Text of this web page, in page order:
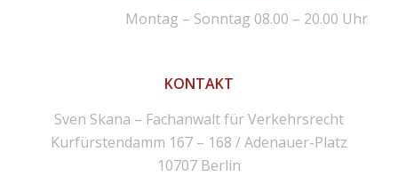
Montag – Sonntag 08.00 – 20.00 Uhr
KONTAKT
Sven Skana – Fachanwalt für Verkehrsrecht
Kurfürstendamm 167 – 168 / Adenauer-Platz
10707 Berlin